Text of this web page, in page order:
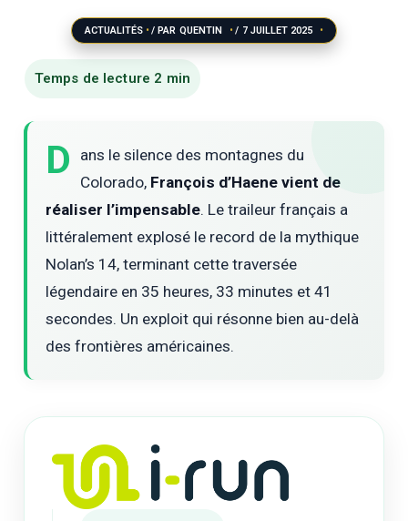
ACTUALITÉS / PAR QUENTIN / 7 JUILLET 2025
D
ans le silence des montagnes du
Colorado, François d’Haene vient de
réaliser l’impensable. Le traileur français a
littéralement explosé le record de la mythique
Nolan’s 14, terminant cette traversée
légendaire en 35 heures, 33 minutes et 41
secondes. Un exploit qui résonne bien au-delà
des frontières américaines.